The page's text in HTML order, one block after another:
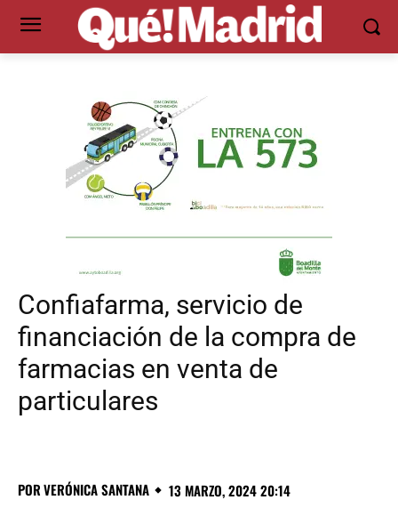
Confiafarma, servicio de
financiación de la compra de
farmacias en venta de
particulares
PORVERÓNICA SANTANA 13 MARZO, 2024 20:14